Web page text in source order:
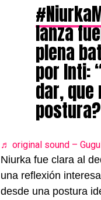
lanza
plena
por Inti:
dar, que
♬ original sound –
Niurka fue clara al
una reflexión
desde una postura